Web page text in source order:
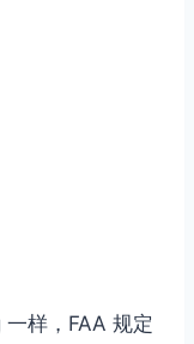
样，FAA 规定